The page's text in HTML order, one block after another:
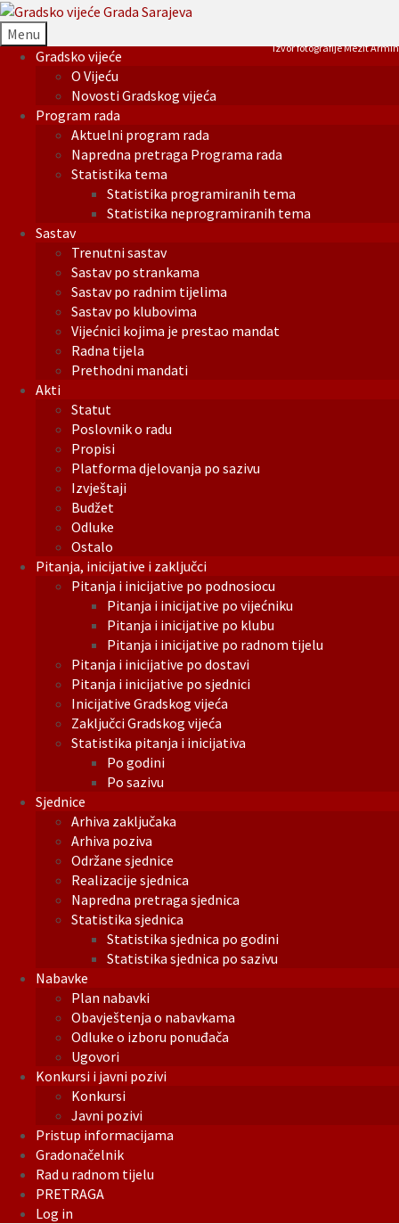
Menu
Gradsko vijeće
O Vijeću
Novosti Gradskog vijeća
Program rada
Aktuelni program rada
Napredna pretraga Programa rada
Statistika tema
Statistika programiranih tema
Statistika neprogramiranih tema
Sastav
Trenutni sastav
Sastav po strankama
Sastav po radnim tijelima
Sastav po klubovima
Vijećnici kojima je prestao mandat
Radna tijela
Prethodni mandati
Akti
Statut
Poslovnik o radu
Propisi
Platforma djelovanja po sazivu
Izvještaji
Budžet
Odluke
Ostalo
Pitanja, inicijative i zaključci
Pitanja i inicijative po podnosiocu
Pitanja i inicijative po vijećniku
Pitanja i inicijative po klubu
Pitanja i inicijative po radnom tijelu
Pitanja i inicijative po dostavi
Pitanja i inicijative po sjednici
Inicijative Gradskog vijeća
Zaključci Gradskog vijeća
Statistika pitanja i inicijativa
Po godini
Po sazivu
Sjednice
Arhiva zaključaka
Arhiva poziva
Održane sjednice
Realizacije sjednica
Napredna pretraga sjednica
Statistika sjednica
Statistika sjednica po godini
Statistika sjednica po sazivu
Nabavke
Plan nabavki
Obavještenja o nabavkama
Odluke o izboru ponuđača
Ugovori
Konkursi i javni pozivi
Konkursi
Javni pozivi
Pristup informacijama
Gradonačelnik
Rad u radnom tijelu
PRETRAGA
Log in
Izvor fotografije Mezit Armin